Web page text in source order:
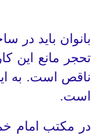
بانوان باید در
تحجر مانع این
ناقص است. به
است.
در مکتب امام